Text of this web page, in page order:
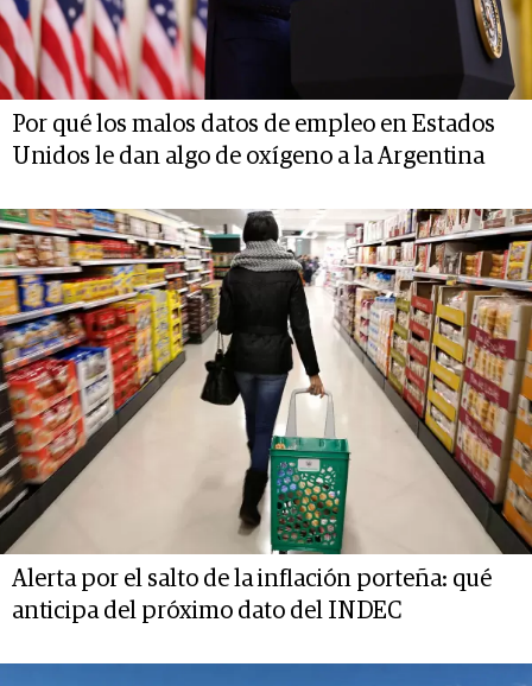
Por qué los malos datos de empleo en Estados
Unidos le dan algo de oxígeno a la Argentina
Alerta por el salto de la inflación porteña: qué
anticipa del próximo dato del INDEC